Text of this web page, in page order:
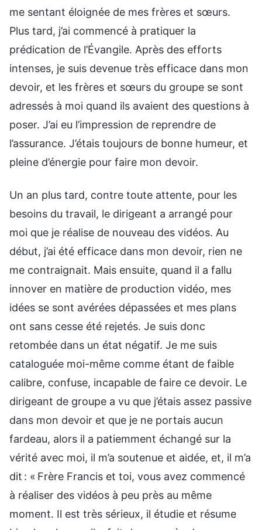
me sentant éloignée de mes frères et sœurs.
Plus tard, j’ai commencé à pratiquer la
prédication de l’Évangile. Après des efforts
intenses, je suis devenue très efficace dans mon
devoir, et les frères et sœurs du groupe se sont
adressés à moi quand ils avaient des questions à
poser. J’ai eu l’impression de reprendre de
l’assurance. J’étais toujours de bonne humeur, et
pleine d’énergie pour faire mon devoir.
Un an plus tard, contre toute attente, pour les
besoins du travail, le dirigeant a arrangé pour
moi que je réalise de nouveau des vidéos. Au
début, j’ai été efficace dans mon devoir, rien ne
me contraignait. Mais ensuite, quand il a fallu
innover en matière de production vidéo, mes
idées se sont avérées dépassées et mes plans
ont sans cesse été rejetés. Je suis donc
retombée dans un état négatif. Je me suis
cataloguée moi-même comme étant de faible
calibre, confuse, incapable de faire ce devoir. Le
dirigeant de groupe a vu que j’étais assez passive
dans mon devoir et que je ne portais aucun
fardeau, alors il a patiemment échangé sur la
vérité avec moi, il m’a soutenue et aidée, et, il m’a
dit : « Frère Francis et toi, vous avez commencé
à réaliser des vidéos à peu près au même
moment. Il est très sérieux, il étudie et résume